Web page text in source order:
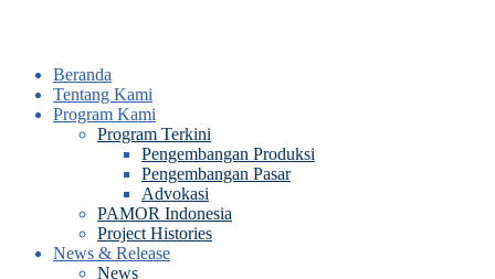
Beranda
Tentang Kami
Program Kami
Program Terkini
Pengembangan Produksi
Pengembangan Pasar
Advokasi
PAMOR Indonesia
Project Histories
News & Release
News